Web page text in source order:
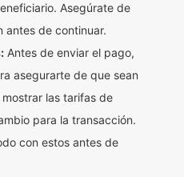
Asegúrate de
antes de continuar.
Antes de enviar el pago,
asegurarte de que sean
las tarifas de
para la transacción.
con estos antes de